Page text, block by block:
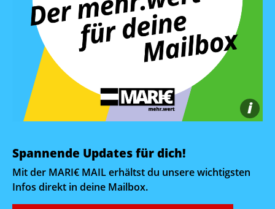
i
Spannende Updates für dich!
Mit der MARI€ MAIL erhältst du unsere wichtigsten
Infos direkt in deine Mailbox.